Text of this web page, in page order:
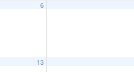
6
13